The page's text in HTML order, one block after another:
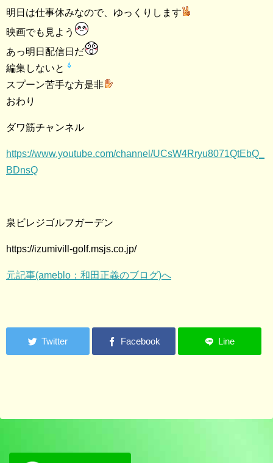
明日は仕事休みなので、ゆっくりします
映画でも見よう
あっ明日配信日だ
編集しないと
スプーン苦手な方是非
おわり
ダワ筋チャンネル
https://www.youtube.com/channel/UCsW4Rryu8071QtEbQ_
BDnsQ
泉ビレジゴルフガーデン
https://izumivill-golf.msjs.co.jp/
元記事(ameblo：和田正義のブログ)へ